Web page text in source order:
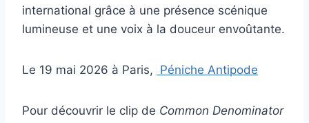
international grâce à une présence scénique
lumineuse et une voix à la douceur envoûtante.
Le 19 mai 2026 à Paris, Péniche Antipode
Pour découvrir le clip de Common Denominator